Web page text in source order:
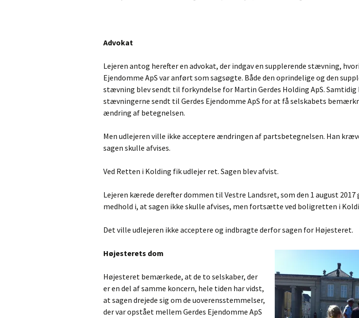
Advokat
Lejeren antog herefter en advokat, der indgav en supplerende stævning,
Ejendomme ApS var anført som sagsøgte. Både den oprindelige og den
stævning blev sendt til forkyndelse for Martin Gerdes Holding ApS. Samtidig
stævningerne sendt til Gerdes Ejendomme ApS for at få selskabets
ændring af betegnelsen.
Men udlejeren ville ikke acceptere ændringen af partsbetegnelsen. Han
sagen skulle afvises.
Ved Retten i Kolding fik udlejer ret. Sagen blev afvist.
Lejeren kærede derefter dommen til Vestre Landsret, som den 1 august 2017
medhold i, at sagen ikke skulle afvises, men fortsætte ved boligretten i
Det ville udlejeren ikke acceptere og indbragte derfor sagen for Højesteret.
Højesterets dom
Højesteret bemærkede, at de to selskaber, der
er en del af samme koncern, hele tiden har vidst,
at sagen drejede sig om de uoverensstemmelser,
der var opstået mellem Gerdes Ejendomme ApS